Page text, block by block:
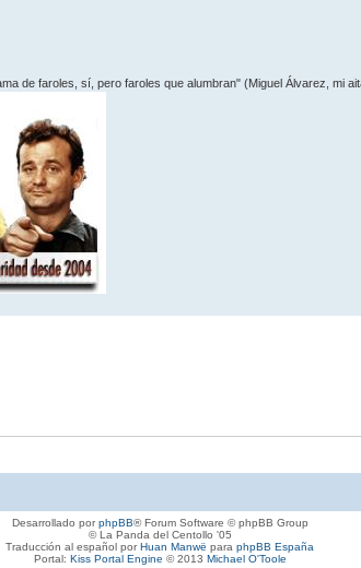
de faroles, sí­, pero faroles que alumbran" (Miguel Álvarez, mi
Desarrollado porphpBB® Forum Software © phpBB Group
© La Panda del Centollo '05
Traducción al español porHuan Manwë para phpBB España
Portal: Kiss Portal Engine © 2013 Michael O'Toole